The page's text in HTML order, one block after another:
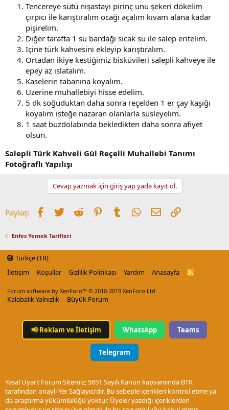
Tencereye sütü nişastayı pirinç unu şekeri dökelim
çırpıcı ile karıştıralım ocağı açalım kıvam alana kadar
pişirelim.
Diğer tarafta 1 su bardağı sıcak su ile salep eritelim.
İçine türk kahvesini ekleyip karıştıralım.
Ortadan ikiye kestiğimiz bisküvileri salepli kahveye ile
epey az ıslatalım.
Kaselerin tabanına koyalım.
Üzerine muhallebiyi hisse edelim.
5 dk soğuduktan daha sonra reçelden 1 er çay kaşığı
koyalım isteğe nazaran olanlarla süsleyelim.
1 saat buzdolabında bekledikten daha sonra afiyet
olsun.
Salepli Türk Kahveli Gül Reçelli Muhallebi Tanımı
Fotoğraflı Yapılışı
Cevap yazmak için giriş yap yada kayıt ol.
Paylaş: Facebook
TwitterReddit PinterestTumblrWhatsApp
E-postaLink
Enfes Yemek Tarifleri
Türkçe (TR)
İletişim
Koşullar Gizlilik Politikası Yardım Anasayfa
R
Forum software by XenForo™ © 2010-2019 XenForo Ltd.
Kalabalık Yalnızlık Büyük Forum
📢Reklam ve İletişim WhatsApp Teams
Telegram
Yasal Uyarı: Forum Sitemiz; 5651 Sayılı Kanun kapsamında BTK
tarafından onaylı Yer Sağlayıcı'dır. Bu sebeple içerikleri kontrol etme ya
da araştırma yükümlülüğü yoktur. Üyeler yazdığı içeriklerden